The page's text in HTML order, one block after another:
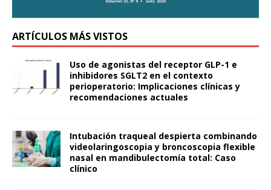
ARTÍCULOS MÁS VISTOS
Uso de agonistas del receptor GLP-1 e
inhibidores SGLT2 en el contexto
perioperatorio: Implicaciones clínicas y
recomendaciones actuales
Intubación traqueal despierta combinando
videolaringoscopia y broncoscopia flexible
nasal en mandibulectomía total: Caso
clínico